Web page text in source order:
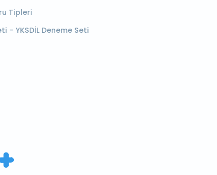
Tipleri
- YKSDİL Deneme Seti